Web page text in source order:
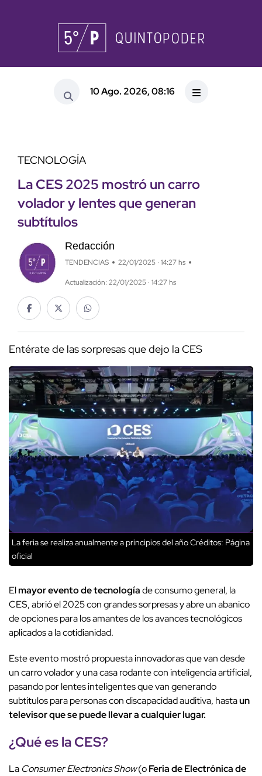
10 Ago. 2026, 08:16
TECNOLOGÍA
La CES 2025 mostró un carro
volador y lentes que generan
subtítulos
Redacción
TENDENCIAS 22/01/2025 · 14:27 hs
Actualización: 22/01/2025 · 14:27 hs
Entérate de las sorpresas que dejo la CES
La feria se realiza anualmente a principios del añoCréditos: Página
oficial
Elmayor evento de tecnologíade consumo general, la
CES, abrió el 2025 con grandes sorpresas y abre un abanico
de opciones para los amantes de los avances tecnológicos
aplicados a la cotidianidad.
Este evento mostró propuesta innovadoras que van desde
un carro volador y una casa rodante con inteligencia artificial,
pasando por lentes inteligentes que van generando
subtítulos para personas con discapacidad auditiva, hastaun
televisor que se puede llevar a cualquier lugar.
¿Qué es la CES?
La Consumer Electronics Show(oFeria de Electrónica de